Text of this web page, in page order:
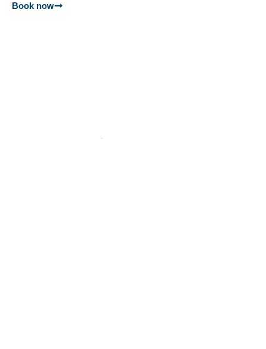
Book now